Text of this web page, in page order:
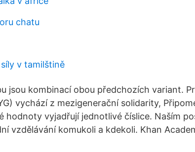
chatu
v tamilštině
jsou kombinací obou předchozích variant.
vychází z mezigenerační solidarity,
hodnoty vyjadřují jednotlivé číslice. Naším
vzdělávání komukoli a kdekoli. Khan